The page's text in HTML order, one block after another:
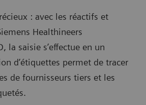
: avec les réactifs et
Healthineers
la saisie s’effectue en un
d’étiquettes permet de tracer
de fournisseurs tiers et les